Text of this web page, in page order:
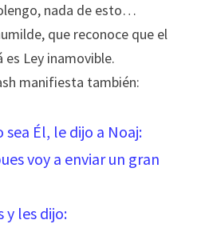
nada de esto…
que reconoce que el
es Ley inamovible.
manifiesta también:
Él, le dijo a Noaj:
voy a enviar un gran
y les dijo: